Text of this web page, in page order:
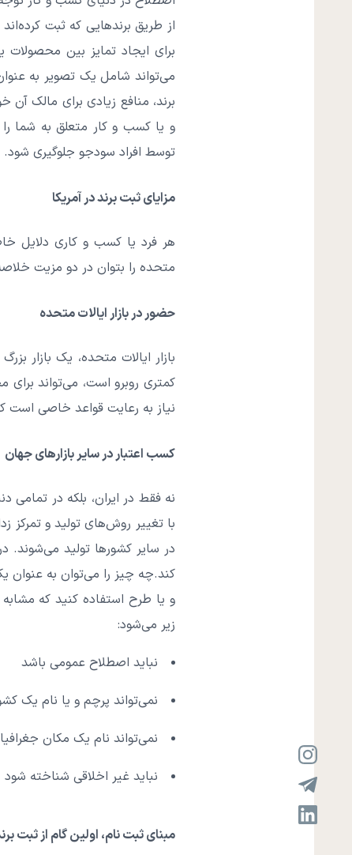
برای ایجاد تمایز بین
می‌تواند شامل یک تصویر به
برند، منافع زیادی برای مالک
و یا کسب و کار متعلق به شما
توسط افراد سودجو جلوگیری شود.
مزایای ثبت برند در آمریکا
هر فرد یا کسب و کاری دلایل
متحده را بتوان در دو مزیت
حضور در بازار ایالات متحده
بازار ایالات متحده، یک بازار
کمتری روبرو است، می‌تواند
نیاز به رعایت قواعد خاصی است
کسب اعتبار در سایر بازارهای جهان
نه فقط در ایران، بلکه در تمامی
با تغییر روش‌های تولید و تمرکز
در سایر کشورها تولید می‌شوند.
کند.چه چیز را می‌توان به عنوان
و یا طرح استفاده کنید که
زیر می‌شود:
نباید اصطلاح عمومی باشد
نمی‌تواند پرچم و یا نام یک
نمی‌تواند نام یک مکان
نباید غیر اخلاقی شناخته شود
مبنای ثبت نام، اولین گام از ثبت